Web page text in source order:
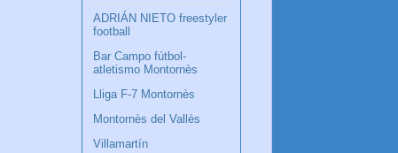
ADRIÁN NIETO freestyler
football
Bar Campo fútbol-
atletismo Montornès
Lliga F-7 Montornès
Montornès del Vallès
Villamartín